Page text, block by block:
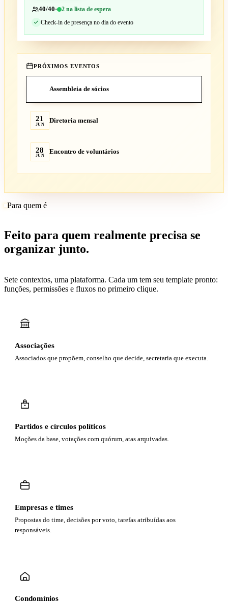
40/40· 2 na lista de espera
Check-in de presença no dia do evento
PRÓXIMOS EVENTOS
Assembleia de sócios
21
JUN
Diretoria mensal
28
JUN
Encontro de voluntários
Para quem é
Feito para quem realmente precisa se
organizar junto.
Sete contextos, uma plataforma. Cada um tem seu template pronto:
funções, permissões e fluxos no primeiro clique.
Associações
Associados que propõem, conselho que decide, secretaria que executa.
Partidos e círculos políticos
Moções da base, votações com quórum, atas arquivadas.
Empresas e times
Propostas do time, decisões por voto, tarefas atribuídas aos
responsáveis.
Condomínios